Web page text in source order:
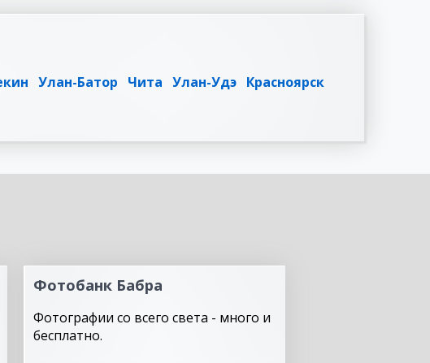
Улан-Батор Чита Улан-Удэ Красноярск
Фотобанк Бабра
Фотографии со всего света - много и
бесплатно.